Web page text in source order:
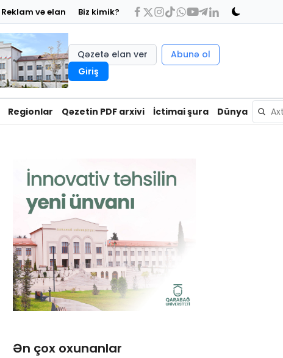
Reklam və elan Biz kimik?
Qəzetə elan ver
Abunə ol
Giriş
Regionlar Qəzetin PDF arxivi İctimai şura Dünya
Ən çox oxunanlar